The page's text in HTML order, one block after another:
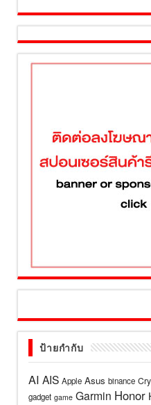
ป้ายกำกับ
AI AIS Apple Asus binance
gadget game Garmin Honor